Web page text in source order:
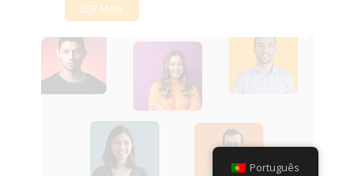
LER MAIS
Português